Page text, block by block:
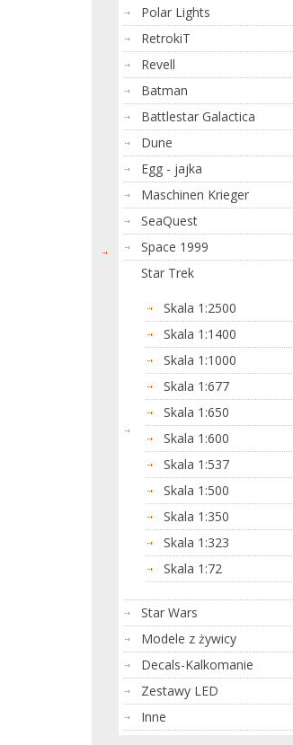
Polar Lights
RetrokiT
Revell
Batman
Battlestar Galactica
Dune
Egg - jajka
Maschinen Krieger
SeaQuest
Space 1999
Star Trek
Skala 1:2500
Skala 1:1400
Skala 1:1000
Skala 1:677
Skala 1:650
Skala 1:600
Skala 1:537
Skala 1:500
Skala 1:350
Skala 1:323
Skala 1:72
Star Wars
Modele z żywicy
Decals-Kalkomanie
Zestawy LED
Inne